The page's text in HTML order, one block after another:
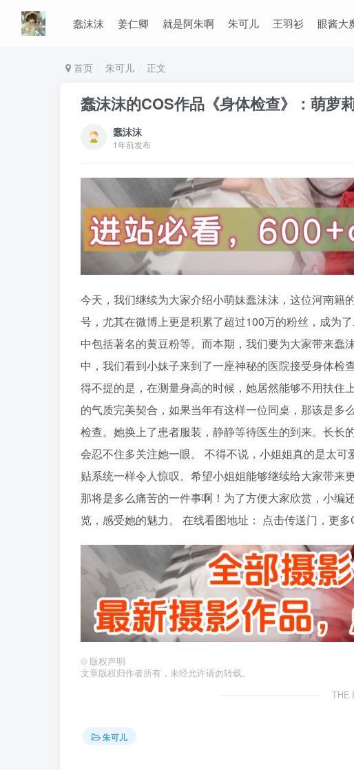
蠢沫沫 姜仁卿 就是阿朱啊 朱可儿 王羽衫 眼酱大
首页 朱可儿 正文
蠢沫沫的COS作品《身体检查》：萌萝
蠢沫沫
1年前发布
今天，我们继续为大家介绍小萌妹蠢沫沫，这位河南籍
号，尤其在微博上更是积累了超过100万的粉丝，成为
中包括著名的黄豆粉等。而本期，我们要为大家带来蠢
中，我们看到小妹子来到了一座神秘的医院接受身体
得不提的是，在测量身高的时候，她居然能够不用扶住
的气质完美契合，如果当年有这样一位同桌，那该是
检查。她换上了患者服装，静静等待医生的到来。长
会忍不住多关注她一眼。 不得不说，小姐姐真的是太
贴系统一样令人惊叹。希望小姐姐能够继续给大家带来
那将是多么痛苦的一件事啊！为了方便大家欣赏，小编
览，感受她的魅力。 在线看图地址： 点击传送门，更
© 版权声明
文章版权归作者所有，未经允许请勿转载。
THE
朱可儿